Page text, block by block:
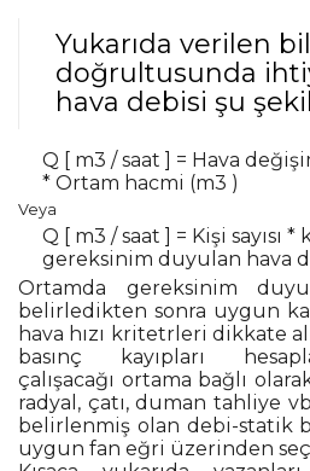
Yukarıda verilen
doğrultusunda
hava debisi şu
Q [ m3 / saat ] = Hava
* Ortam hacmi (m3 )
Veya
Q [ m3 / saat ] = Kişi sayısı *
gereksinim duyulan hava
Ortamda gereksinim
belirledikten sonra uygun
hava hızı kritetrleri dikkate
basınç kayıpları
çalışacağı ortama bağlı
radyal, çatı, duman tahliye
belirlenmiş olan debi-statik
uygun fan eğri üzerinden